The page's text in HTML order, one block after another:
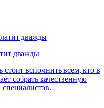
дважды
вспомнить всем, кто в
собрать качественную